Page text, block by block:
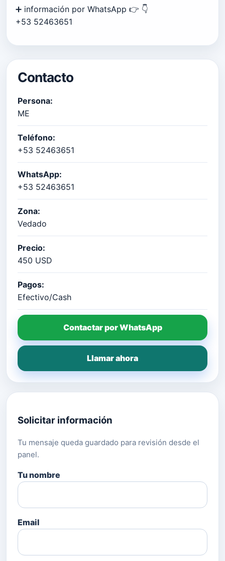
➕️ información por WhatsApp 👉 👇
+53 52463651
Contacto
Persona:
ME
Teléfono:
+53 52463651
WhatsApp:
+53 52463651
Zona:
Vedado
Precio:
450 USD
Pagos:
Efectivo/Cash
Contactar por WhatsApp
Llamar ahora
Solicitar información
Tu mensaje queda guardado para revisión desde el
panel.
Tu nombre
Email